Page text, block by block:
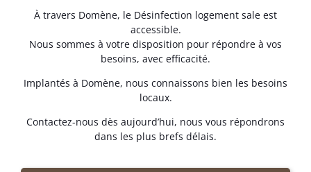
À travers Domène, le Désinfection logement sale est
accessible.
Nous sommes à votre disposition pour répondre à vos
besoins, avec efficacité.
Implantés à Domène, nous connaissons bien les besoins
locaux.
Contactez-nous dès aujourd’hui, nous vous répondrons
dans les plus brefs délais.